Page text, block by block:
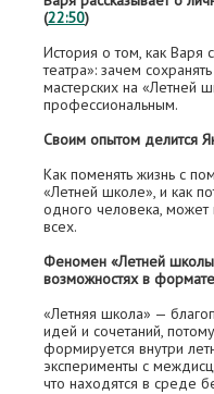
(22:50)
История о том, как Варя
театра»: зачем
мастерских на «Летней
профессиональным.
Своим опытом делится
Как поменять жизнь с
«Летней школе», и как
одного человека, может
всех.
Феномен «Летней
возможностях в
«Летняя школа» —
идей и сочетаний,
формируется внутри
эксперименты с
что находятся в среде